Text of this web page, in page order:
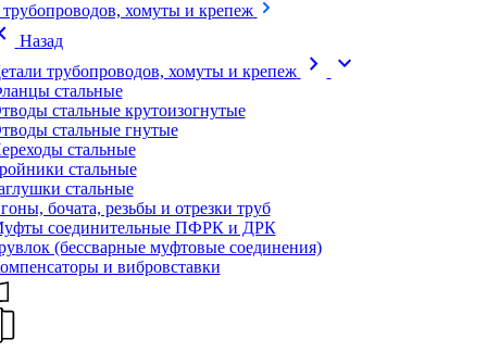
трубопроводов, хомуты и крепеж
Назад
трубопроводов, хомуты и крепеж
chevron_right expand_more
стальные
стальные крутоизогнутые
стальные гнутые
стальные
стальные
стальные
бочата, резьбы и отрезки труб
соединительные ПФРК и ДРК
(бессварные муфтовые соединения)
и вибровставки